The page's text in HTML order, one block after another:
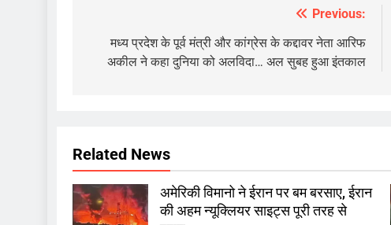
navigation
Previous:
मध्य प्रदेश के पूर्व मंत्री और कांग्रेस के कद्दावर नेता आरिफ
अकील ने कहा दुनिया को अलविदा… अल सुबह हुआ इंतकाल
Related News
अमेरिकी विमानो ने ईरान पर बम बरसाए, ईरान
की अहम न्यूक्लियर साइट्स पूरी तरह से